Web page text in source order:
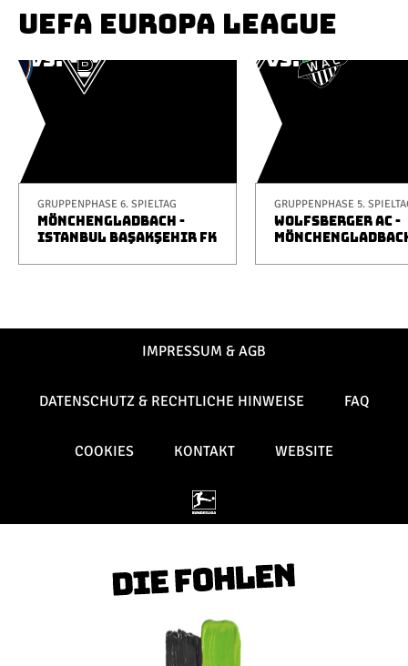
UEFA EUROPA LEAGUE
GRUPPENPHASE 6. SPIELTAG
MÖNCHENGLADBACH -
ISTANBUL BAŞAKŞEHIR FK
GRUPPENPHASE 5.
WOLFSBERGER AC -
IMPRESSUM & AGB
DATENSCHUTZ & RECHTLICHE HINWEISE FAQ
COOKIES KONTAKT WEBSITE